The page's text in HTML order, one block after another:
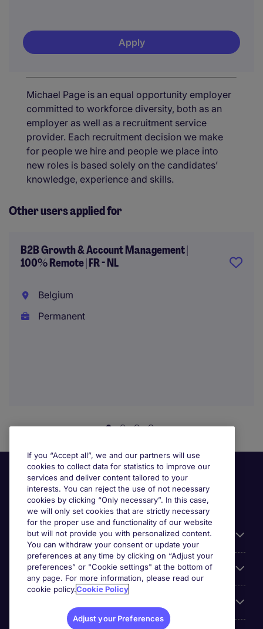
Apply
Michael Page is an equal opportunity employer
committed to workforce diversity, both as an
employer as well as a recruitment service
provider. Each recruitment decision we make
for people we hire and people we place into
new roles is based solely on the candidates’
knowledge, experience and skills.
Other users applied for
B2B Growth & Account Management |
100% Remote | FR - NL
Belgium
Permanent
Useful information
Prix
If you “Accept all”, we and our partners will use
cookies to collect data for statistics to improve our
services and deliver content tailored to your
interests. You can reject the use of not necessary
cookies by clicking “Only necessary”. In this case,
we will only set cookies that are strictly necessary
for the proper use and functionality of our website
but will not provide you with personalized content.
You can withdraw your consent or update your
preferences at any time by clicking on “Adjust your
preferences” or "Cookie settings" at the bottom of
any page. For more information, please read our
cookie policy.Cookie Policy
Adjust your Preferences